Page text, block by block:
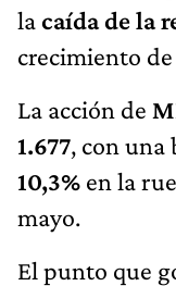
lacaída de la
crecimiento
La acción de
1.677, con una
10,3% en la
mayo.
El punto que